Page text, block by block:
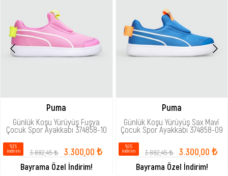
Puma
Günlük Koşu Yürüyüş Fuşya
Çocuk Spor Ayakkabı 374858-10
3.300,00 ₺
3.882,45 ₺
Bayrama Özel İndirim!
%15
i̇ndirim
Puma
Günlük Koşu Yürüyüş Sax Mavi
Çocuk Spor Ayakkabı 374858-09
3.300,00 ₺
3.882,45 ₺
Bayrama Özel İndirim!
%15
i̇ndirim